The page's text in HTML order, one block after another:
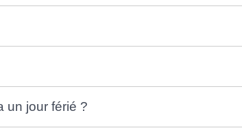
un jour férié ?